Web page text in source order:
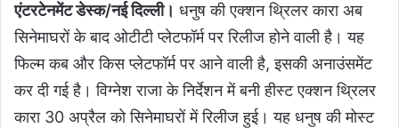
एंटरटेनमेंट डेस्क/नई दिल्ली। धनुष की एक्शन थ्रिलर कारा अब
सिनेमाघरों के बाद ओटीटी प्लेटफॉर्म पर रिलीज होने वाली है। यह
फिल्म कब और किस प्लेटफॉर्म पर आने वाली है, इसकी अनाउंसमेंट
कर दी गई है। विग्नेश राजा के निर्देशन में बनी हीस्ट एक्शन थ्रिलर
कारा 30 अप्रैल को सिनेमाघरों में रिलीज हुई। यह धनुष की मोस्ट